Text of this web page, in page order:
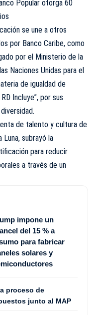
Popular otorga 60
se une a otros
por Banco Caribe, como
por el Ministerio de la
Naciones Unidas para el
de igualdad de
Incluye”, por sus
de talento y cultura de
Luna, subrayó la
para reducir
a través de un
impone un
del 15 % a
para fabricar
solares y
proceso de
junto al MAP